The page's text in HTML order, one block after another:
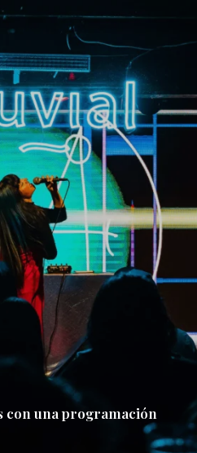
con una programación